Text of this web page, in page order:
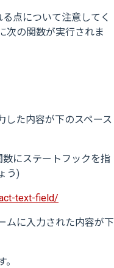
点について注意してく
次の関数が実行されま
した内容が下のスペース
にステートフックを指
う)
text-field/
ムに入力された内容が下